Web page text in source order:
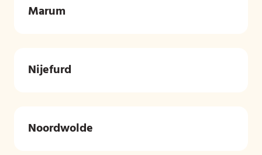
Marum
Nijefurd
Noordwolde